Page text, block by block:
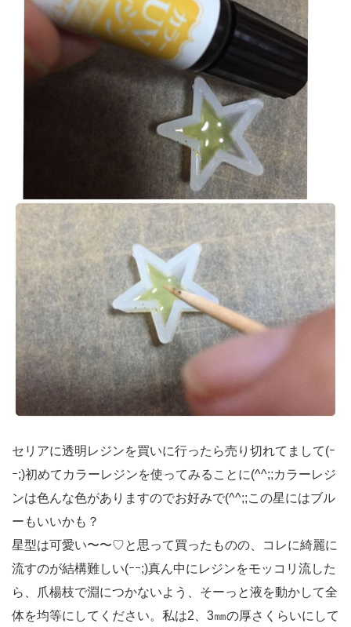
セリアに透明レジンを買いに行ったら売り切れてまして(ｰ
ｰ;)初めてカラーレジンを使ってみることに(^^;;カラーレジ
ンは色んな色がありますのでお好みで(^^;;この星にはブル
ーもいいかも？
星型は可愛い〜〜♡と思って買ったものの、コレに綺麗に
流すのが結構難しい(ｰｰ;)真ん中にレジンをモッコリ流した
ら、爪楊枝で淵につかないよう、そーっと液を動かして全
体を均等にしてください。私は2、3㎜の厚さくらいにして